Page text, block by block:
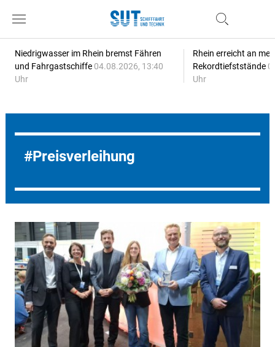
Niedrigwasser im Rhein bremst Fähren
und Fahrgastschiffe 04.08.2026, 13:40
Uhr
Rhein erreicht an
Rekordtiefststände
Uhr
Preisverleihung